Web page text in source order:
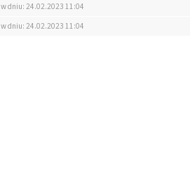
w dniu: 24.02.2023 11:04
w dniu: 24.02.2023 11:04